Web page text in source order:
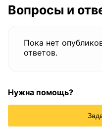
Вопросы и
Пока нет
ответов.
Нужна помощь?